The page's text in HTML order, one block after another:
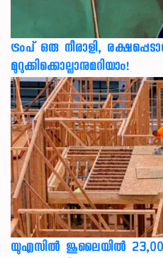
ട്രംപ് ഒരു നീരാളി,
മുറുക്കിക്കൊല്ലാനുമറിയാം!
യുഎസില്‍ ജൂലൈയില്‍